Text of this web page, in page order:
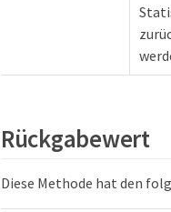
Rückgabewert
Diese Methode hat den